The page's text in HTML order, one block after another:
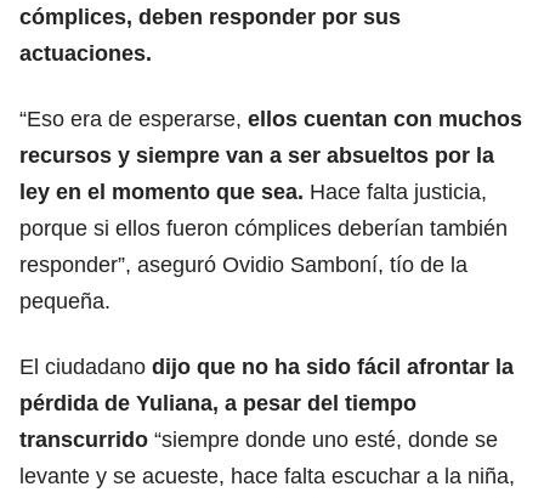
cómplices, deben responder por sus
actuaciones.
“Eso era de esperarse, ellos cuentan con muchos
recursos y siempre van a ser absueltos por la
ley en el momento que sea. Hace falta justicia,
porque si ellos fueron cómplices deberían también
responder”, aseguró Ovidio Samboní, tío de la
pequeña.
El ciudadano dijo que no ha sido fácil afrontar la
pérdida de Yuliana, a pesar del tiempo
transcurrido “siempre donde uno esté, donde se
levante y se acueste, hace falta escuchar a la niña,